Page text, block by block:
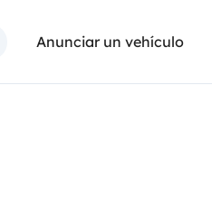
Anunciar un vehículo